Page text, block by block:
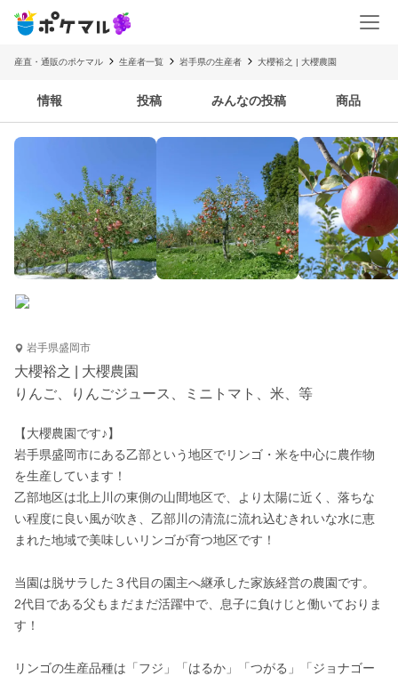
産直・通販のポケマル 生産者一覧 岩手県の生産者 大櫻裕之 | 大櫻農園
情報 投稿 みんなの投稿 商品
岩手県盛岡市
大櫻裕之 | 大櫻農園
りんご、りんごジュース、ミニトマト、米、等
【大櫻農園です♪】
岩手県盛岡市にある乙部という地区でリンゴ・米を中心に農作物
を生産しています！
乙部地区は北上川の東側の山間地区で、より太陽に近く、落ちな
い程度に良い風が吹き、乙部川の清流に流れ込むきれいな水に恵
まれた地域で美味しいリンゴが育つ地区です！
当園は脱サラした３代目の園主へ継承した家族経営の農園です。
2代目である父もまだまだ活躍中で、息子に負けじと働いておりま
す！
リンゴの生産品種は「フジ」「はるか」「つがる」「ジョナゴー